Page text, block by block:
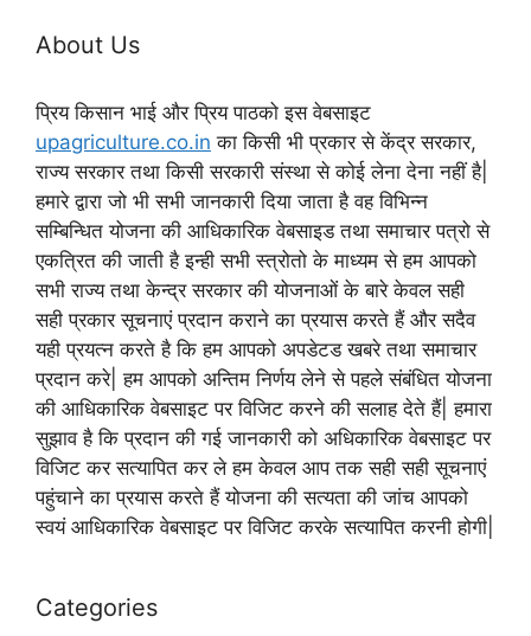
About Us
प्रिय किसान भाई और प्रिय पाठको इस वेबसाइट
upagriculture.co.in का किसी भी प्रकार से केंद्र सरकार,
राज्य सरकार तथा किसी सरकारी संस्था से कोई लेना देना नहीं है|
हमारे द्वारा जो भी सभी जानकारी दिया जाता है वह विभिन्न
सम्बिन्धित योजना की आधिकारिक वेबसाइड तथा समाचार पत्रो से
एकत्रित की जाती है इन्ही सभी स्त्रोतो के माध्यम से हम आपको
सभी राज्य तथा केन्द्र सरकार की योजनाओं के बारे केवल सही
सही प्रकार सूचनाएं प्रदान कराने का प्रयास करते हैं और सदैव
यही प्रयत्न करते है कि हम आपको अपडेटड खबरे तथा समाचार
प्रदान करे| हम आपको अन्तिम निर्णय लेने से पहले संबंधित योजना
की आधिकारिक वेबसाइट पर विजिट करने की सलाह देते हैं| हमारा
सुझाव है कि प्रदान की गई जानकारी को अधिकारिक वेबसाइट पर
विजिट कर सत्यापित कर ले हम केवल आप तक सही सही सूचनाएं
पहुंचाने का प्रयास करते हैं योजना की सत्यता की जांच आपको
स्वयं आधिकारिक वेबसाइट पर विजिट करके सत्यापित करनी होगी|
Categories